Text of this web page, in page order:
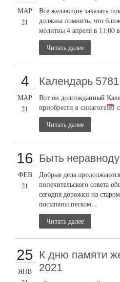
МАР
21
Все желающие заказать
должны помнить, что
молитвы 4 апреля в 11:00
Читать далее
4
МАР
21
Календарь 5781
Вот он долгожданный
приобрести в синагоге
Читать далее
16
ФЕВ
21
Быть
Добрые дела
попечительского совета
сегодня дорожки на
посыпаны песком...
Читать далее
25
ЯНВ
К дню памяти
2021